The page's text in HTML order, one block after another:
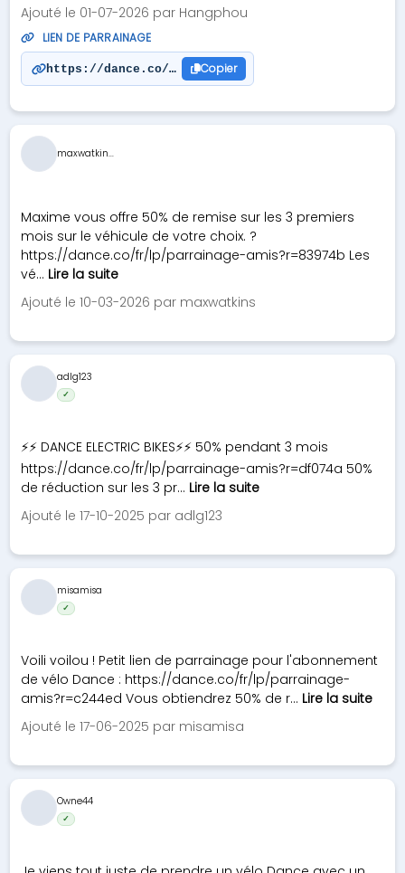
Ajouté le 01-07-2026 par Hangphou
LIEN DE PARRAINAGE
https://dance.co/fr/lp/parrainage-amis?r=fbbdce
Copier
Maxime vous offre 50% de remise sur les 3 premiers
mois sur le véhicule de votre choix. ?
https://dance.co/fr/lp/parrainage-amis?r=83974b Les
vé... Lire la suite
Ajouté le 10-03-2026 par maxwatkins
maxwatkin...
⚡️⚡️ DANCE ELECTRIC BIKES⚡️⚡️ 50% pendant 3 mois
https://dance.co/fr/lp/parrainage-amis?r=df074a 50%
de réduction sur les 3 pr... Lire la suite
Ajouté le 17-10-2025 par adlg123
adlg123
✓
Voili voilou ! Petit lien de parrainage pour l'abonnement
de vélo Dance : https://dance.co/fr/lp/parrainage-
amis?r=c244ed Vous obtiendrez 50% de r... Lire la suite
Ajouté le 17-06-2025 par misamisa
misamisa
✓
Owne44
✓